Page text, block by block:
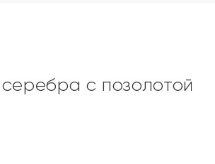
с позолотой